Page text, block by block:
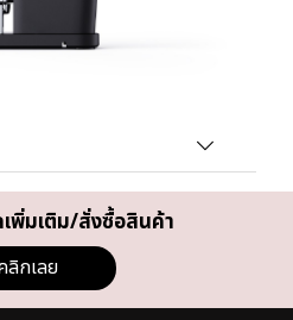
พิ่มเติม/สั่งซื้อสินค้า
ลิกเลย